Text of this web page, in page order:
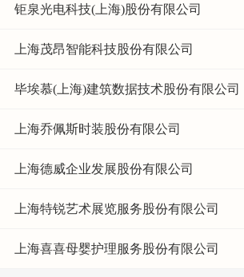
钜泉光电科技(上海)股份有限公司
上海茂昂智能科技股份有限公司
毕埃慕(上海)建筑数据技术股份有限公司
上海乔佩斯时装股份有限公司
上海德威企业发展股份有限公司
上海特锐艺术展览服务股份有限公司
上海喜喜母婴护理服务股份有限公司